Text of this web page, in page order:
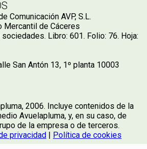
Comunicación AVP, S.L.
Mercantil de Cáceres
Libro: 601. Folio: 76. Hoja:
San Antón 13, 1º planta 10003
2006. Incluye contenidos de la
Avuelapluma, y, en su caso, de
de la empresa o de terceros.
privacidad | Política de cookies